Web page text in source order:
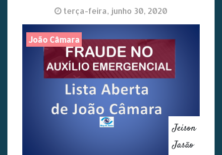
terça-feira, junho 30, 2020
João Câmara
Jeison
Jasão